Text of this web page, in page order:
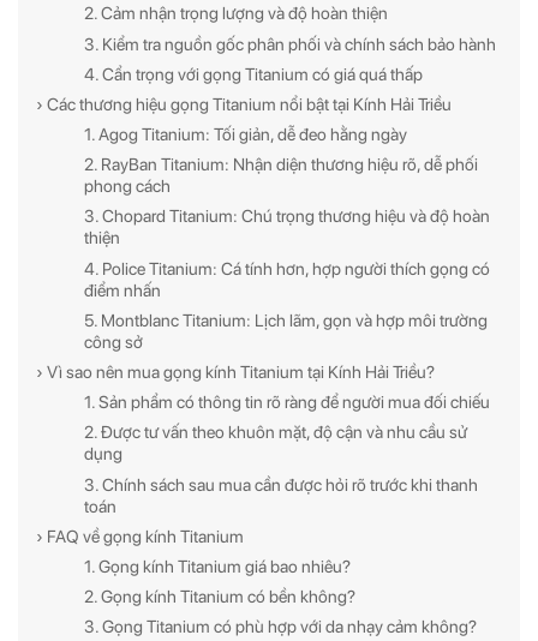
2. Cảm nhận trọng lượng và độ hoàn thiện
3. Kiểm tra nguồn gốc phân phối và chính sách bảo hành
4. Cẩn trọng với gọng Titanium có giá quá thấp
› Các thương hiệu gọng Titanium nổi bật tại Kính Hải Triều
1. Agog Titanium: Tối giản, dễ đeo hằng ngày
2. RayBan Titanium: Nhận diện thương hiệu rõ, dễ phối
phong cách
3. Chopard Titanium: Chú trọng thương hiệu và độ hoàn
thiện
4. Police Titanium: Cá tính hơn, hợp người thích gọng có
điểm nhấn
5. Montblanc Titanium: Lịch lãm, gọn và hợp môi trường
công sở
› Vì sao nên mua gọng kính Titanium tại Kính Hải Triều?
1. Sản phẩm có thông tin rõ ràng để người mua đối chiếu
2. Được tư vấn theo khuôn mặt, độ cận và nhu cầu sử
dụng
3. Chính sách sau mua cần được hỏi rõ trước khi thanh
toán
› FAQ về gọng kính Titanium
1. Gọng kính Titanium giá bao nhiêu?
2. Gọng kính Titanium có bền không?
3. Gọng Titanium có phù hợp với da nhạy cảm không?